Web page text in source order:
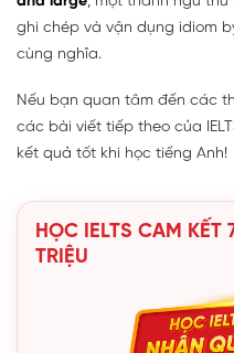
ghi chép và vận dụng idiom
cùng nghĩa.
Nếu bạn quan tâm đến các
các bài viết tiếp theo của
kết quả tốt khi học tiếng Anh!
HỌC IELTS CAM
TRIỆU